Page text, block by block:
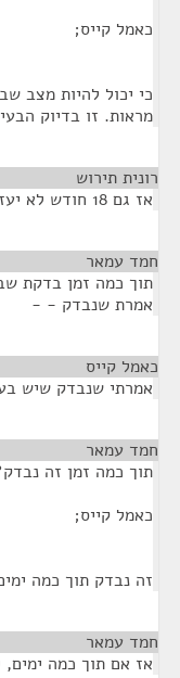
כאמל קייס;
כי יכול להיות מצב
מראות. זו בדיוק
רונית תירוש
אז גם 18 חודש לא יעזרו.
חמד עמאר
תוך כמה זמן בדקת
אמרת שנבדק - -
כאמל קייס
אמרתי שנבדק שיש
חמד עמאר
תוך כמה זמן זה
כאמל קייס;
זה נבדק תוך כמה
חמד עמאר
אז אם תוך כמה ימים, למה